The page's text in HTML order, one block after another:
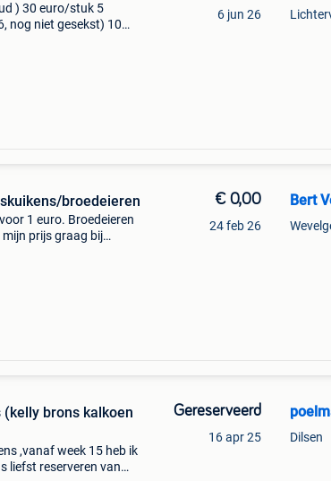
) 30 euro/stuk 5
nog niet gesekst) 10
6 jun 26
broedeieren
1 euro. Broedeieren
prijs graag bij
€ 0,00
24 feb 26
Bert
brons kalkoen
,vanaf week 15 heb ik
liefst reserveren van
Gereserveerd
16 apr 25 Dilsen